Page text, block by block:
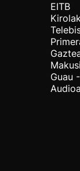
EITB
Makusi
Guau
Audioa